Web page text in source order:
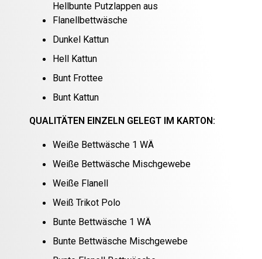
Hellbunte Putzlappen aus
Flanellbettwäsche
Dunkel Kattun
Hell Kattun
Bunt Frottee
Bunt Kattun
QUALITÄTEN EINZELN GELEGT IM KARTON:
Weiße Bettwäsche 1 WÄ
Weiße Bettwäsche Mischgewebe
Weiße Flanell
Weiß Trikot Polo
Bunte Bettwäsche 1 WÄ
Bunte Bettwäsche Mischgewebe